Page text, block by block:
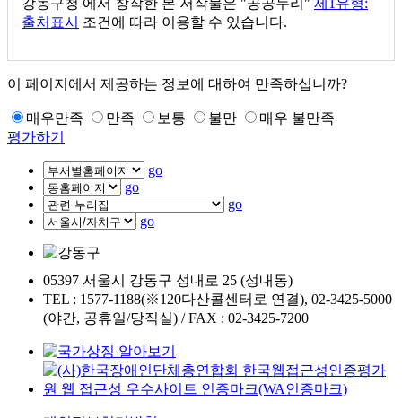
출처표시
조건에 따라 이용할 수 있습니다.
이 페이지에서 제공하는 정보에 대하여 만족하십니까?
매우만족 만족 보통 불만
매우 불만족
평가하기
go
go
go
go
05397 서울시 강동구 성내로 25 (성내동)
TEL : 1577-1188(※120다산콜센터로 연결), 02-3425-5000
(야간, 공휴일/당직실) / FAX : 02-3425-7200